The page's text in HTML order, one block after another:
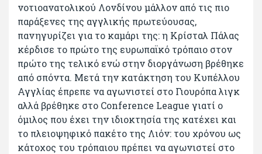
νοτιοανατολικού Λονδίνου μάλλον από τις πιο
παράξενες της αγγλικής πρωτεύουσας,
πανηγυρίζει για το καμάρι της: η Κρίσταλ Πάλας
κέρδισε το πρώτο της ευρωπαϊκό τρόπαιο στον
πρώτο της τελικό ενώ στην διοργάνωση βρέθηκε
από σπόντα. Μετά την κατάκτηση του Κυπέλλου
Αγγλίας έπρεπε να αγωνιστεί στο Γιουρόπα λιγκ
αλλά βρέθηκε στο Conference League γιατί ο
όμιλος που έχει την ιδιοκτησία της κατέχει και
το πλειοψηφικό πακέτο της Λιόν: του χρόνου ως
κάτοχος του τρόπαιου πρέπει να αγωνιστεί στο